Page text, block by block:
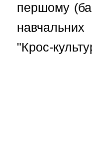
першому
"Крос-